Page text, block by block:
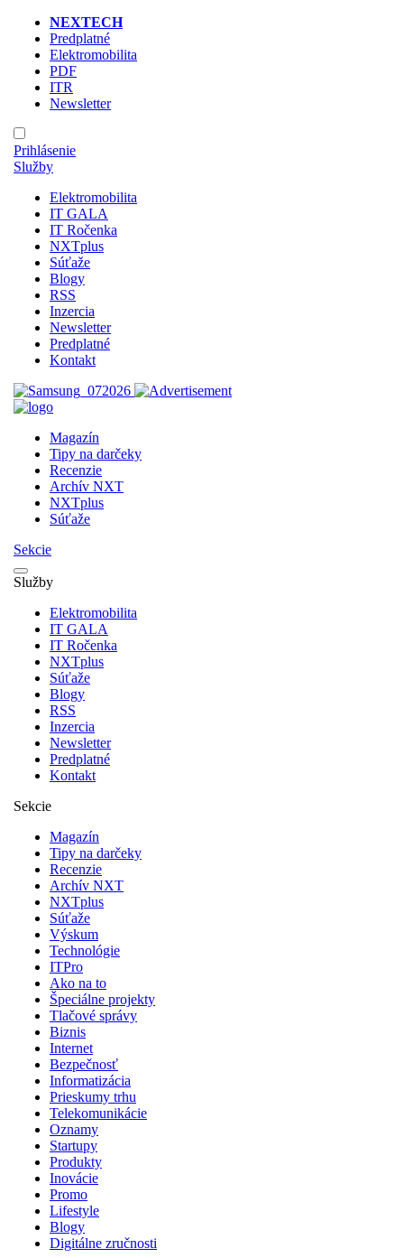
NEXTECH
Predplatné
Elektromobilita
PDF
ITR
Newsletter
Prihlásenie
Služby
Elektromobilita
IT GALA
IT Ročenka
NXTplus
Súťaže
Blogy
RSS
Inzercia
Newsletter
Predplatné
Kontakt
Magazín
Tipy na darčeky
Recenzie
Archív NXT
NXTplus
Súťaže
Sekcie
Služby
Elektromobilita
IT GALA
IT Ročenka
NXTplus
Súťaže
Blogy
RSS
Inzercia
Newsletter
Predplatné
Kontakt
Sekcie
Magazín
Tipy na darčeky
Recenzie
Archív NXT
NXTplus
Súťaže
Výskum
Technológie
ITPro
Ako na to
Špeciálne projekty
Tlačové správy
Biznis
Internet
Bezpečnosť
Informatizácia
Prieskumy trhu
Telekomunikácie
Oznamy
Startupy
Produkty
Inovácie
Promo
Lifestyle
Blogy
Digitálne zručnosti